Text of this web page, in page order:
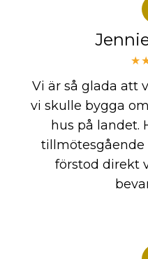
Vi är så glada att
vi skulle bygga
hus på landet.
tillmötesgående
förstod direkt